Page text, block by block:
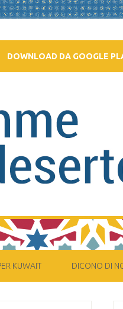
DOWNLOAD DA GOOGLE
KUWAIT DICONO DI